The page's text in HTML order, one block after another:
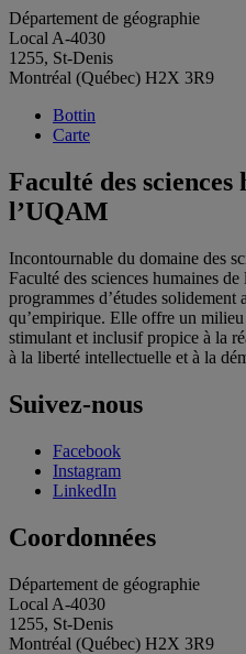
Département de géographie
Local A-4030
1255, St-Denis
Montréal (Québec) H2X 3R9
Bottin
Carte
Faculté des sciences
l’UQAM
Incontournable du domaine des
Faculté des sciences humaines
programmes d’études
qu’empirique. Elle offre un
stimulant et inclusif propice à la
à la liberté intellectuelle et à la
Suivez-nous
Facebook
Instagram
LinkedIn
Coordonnées
Département de géographie
Local A-4030
1255, St-Denis
Montréal (Québec) H2X 3R9